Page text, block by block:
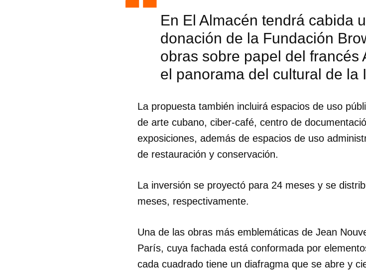
Guardar como favorito
Para poder guardar como favorito, primero
cuenta de 14ymedio.
INICIAR
En El Almacén tendrá cabida
donación de la Fundación
obras sobre papel del francés
el panorama del cultural de la
La propuesta también incluirá espacios de uso
de arte cubano, ciber-café, centro de
exposiciones, además de espacios de uso
de restauración y conservación.
La inversión se proyectó para 24 meses y se
meses, respectivamente.
Una de las obras más emblemáticas de Jean
París, cuya fachada está conformada por
cada cuadrado tiene un diafragma que se abre y